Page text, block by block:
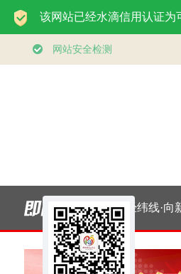
大道行天下｜东方之
约，相约未来——中
经纬线·向新